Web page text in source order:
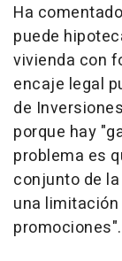
Ha
puede
vivienda con
encaje legal
de
porque hay
problema es
conjunto de
una
promociones".